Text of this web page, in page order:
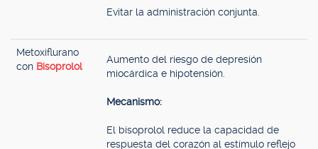
Evitar la administración conjunta.
Metoxiflurano
con Bisoprolol
Aumento del riesgo de depresión
miocárdica e hipotensión.
Mecanismo:
El bisoprolol reduce la capacidad de
respuesta del corazón al estímulo reflejo